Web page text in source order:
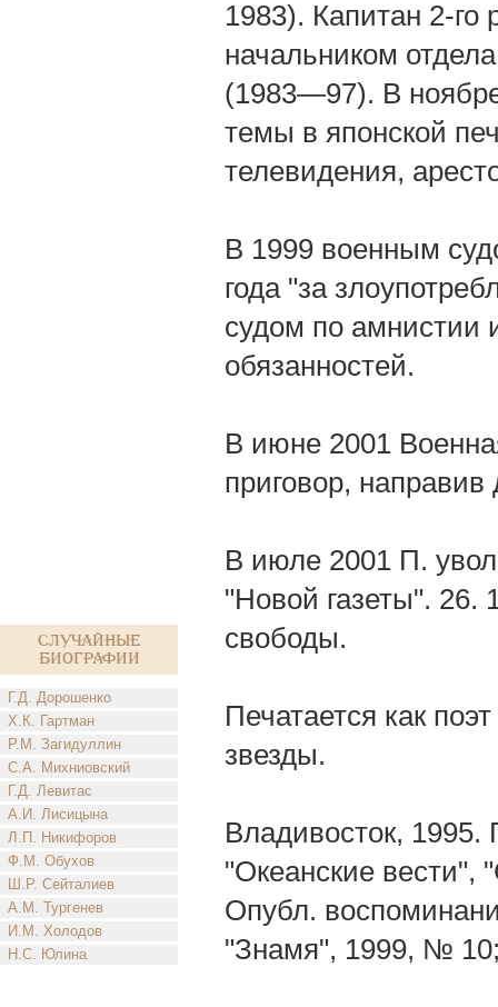
Случайные
биографии
Г.Д. Дорошенко
Х.К. Гартман
Р.М. Загидуллин
С.А. Михниовский
Г.Д. Левитас
А.И. Лисицына
Л.П. Никифоров
Ф.М. Обухов
Ш.Р. Сейталиев
А.М. Тургенев
И.М. Холодов
Н.С. Юлина
1983). Капитан 2-го
начальником
(1983—97). В
темы в японской
телевидения,
В 1999 военным
года "за
судом по амнистии
обязанностей.
В июне 2001
приговор,
В июле 2001 П.
"Новой газеты". 26.
свободы.
Печатается как
звезды.
Владивосток, 1995.
"Океанские вести",
Опубл.
"Знамя", 1999, №